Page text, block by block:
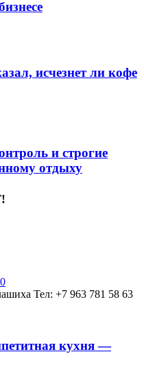
исчезнет ли кофе
и строгие
отдыху
0
Teл: +7 963 781 58 63
кухня —